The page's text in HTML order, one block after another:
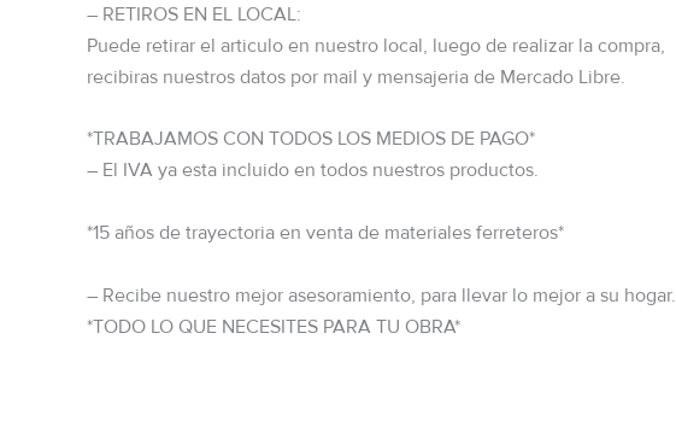
– RETIROS EN EL LOCAL:
Puede retirar el articulo en nuestro local, luego de realizar la compra,
recibiras nuestros datos por mail y mensajeria de Mercado Libre.
*TRABAJAMOS CON TODOS LOS MEDIOS DE PAGO*
– El IVA ya esta incluido en todos nuestros productos.
*15 años de trayectoria en venta de materiales ferreteros*
– Recibe nuestro mejor asesoramiento, para llevar lo mejor a su hogar.
*TODO LO QUE NECESITES PARA TU OBRA*